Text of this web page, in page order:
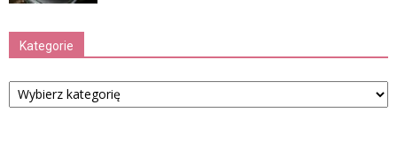
Kategorie
Kategorie